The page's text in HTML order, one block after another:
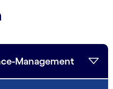
Management